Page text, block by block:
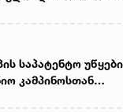
საპატენტო
კამპინოსთან